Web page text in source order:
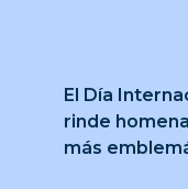
El Día
rinde
más